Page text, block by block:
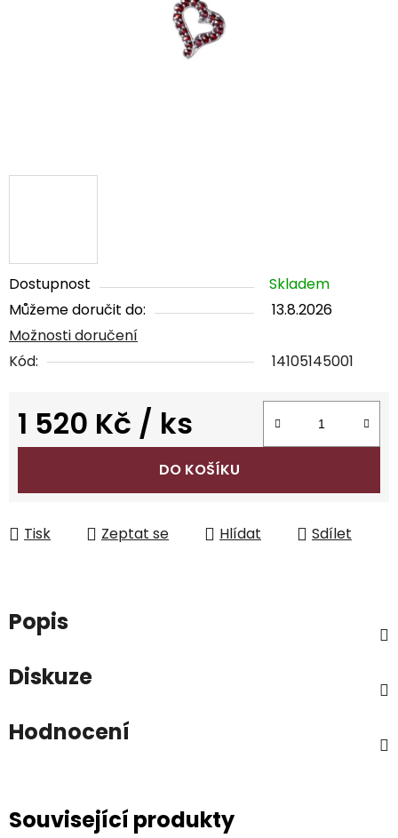
Dostupnost
Skladem
Můžeme doručit do:
13.8.2026
Možnosti doručení
Kód:
14105145001
1 520 Kč / ks
Měrná cena:
DO KOŠÍKU
Tisk Zeptat se Hlídat Sdílet
Popis
Diskuze
Hodnocení
Související produkty